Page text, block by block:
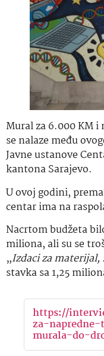
Mural za 6.000 KM i
se nalaze među
Javne ustanove
kantona Sarajevo.
U ovoj godini,
centar ima na
Nacrtom budžeta
miliona, ali su se
„Izdaci za
stavka sa 1,25
https://
za-
murala-do-